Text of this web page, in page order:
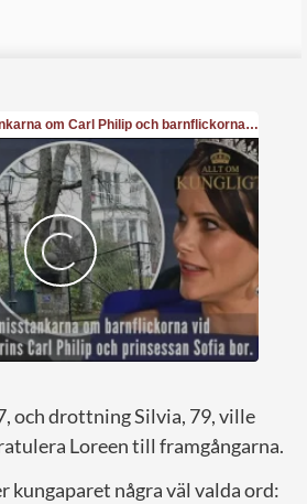
och drottning Silvia, 79, ville
Loreen till framgångarna.
kungaparet några väl valda ord: